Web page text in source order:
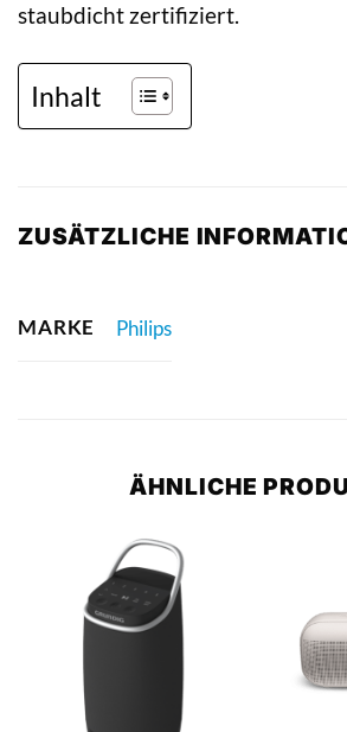
staubdicht zertifiziert.
Inhalt
ZUSÄTZLICHE
MARKE Philips
ÄHNLICHE